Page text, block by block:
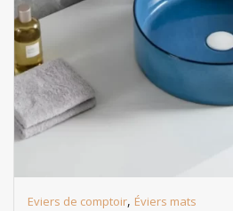
Eviers de comptoir, Éviers mats